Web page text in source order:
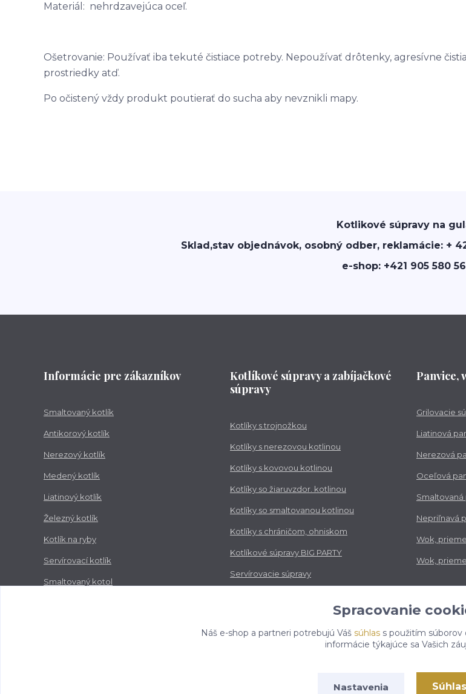
Materiál: nehrdzavejúca oceľ.
Ošetrovanie: Používať iba tekuté čistiace potreby. Nepoužívať drôtenky, agresívne
prostriedky atď.
Po očistený vždy produkt poutierať do sucha aby nevznikli mapy.
Kotlikové súpravy na
Sklad,stav objednávok, osobný odber, reklamácie: +
e-shop: +421 905 580
Informácie pre zákazníkov
Smaltovaný kotlík
Antikorový kotlík
Nerezový kotlík
Medený kotlík
Liatinový kotlík
Železný kotlík
Kotlík na ryby
Servírovací kotlík
Smaltovaný kotol
Kotlíkové súpravy a zabíjačkové
súpravy
Kotlíky s trojnožkou
Kotlíky s nerezovou kotlinou
Kotlíky s kovovou kotlinou
Kotlíky so žiaruvzdor. kotlinou
Kotlíky so smaltovanou kotlinou
Kotlíky s chráničom, ohniskom
Kotlíkové súpravy BIG PARTY
Servírovacie súpravy
Panvice,
Grilovacie
Liatinová
Nerezová
Oceľová
Smaltovaná
Nepriľnavá
Wok,
Wok,
Spracovanie
Náš e-shop a partneri potrebujú Váš súhlass použitím súborov
informácie týkajúce sa Vašich
Nastavenia